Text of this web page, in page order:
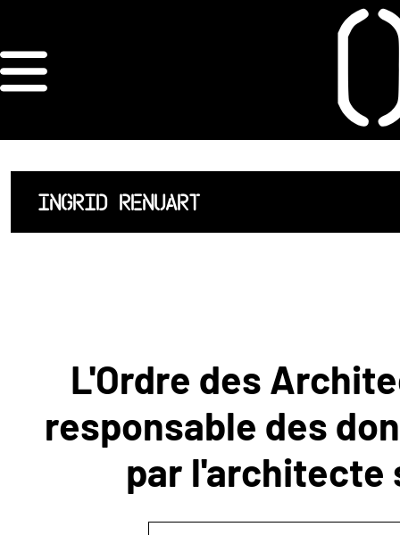
ORDRE DES
ARCHITECTES
ACCUEIL
LISTE DES
ANNEXE 4 CODT
CONTACTER
INGRID RENUART
L'Ordre des
responsable des
par l'architecte